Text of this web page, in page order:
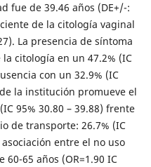
fue de 39.46 años (DE+/-:
de la citología vaginal
La presencia de síntoma
citología en un 47.2% (IC
con un 32.9% (IC
la institución promueve el
95% 30.80 – 39.88) frente
de transporte: 26.7% (IC
entre el no uso
65 años (OR=1.90 IC